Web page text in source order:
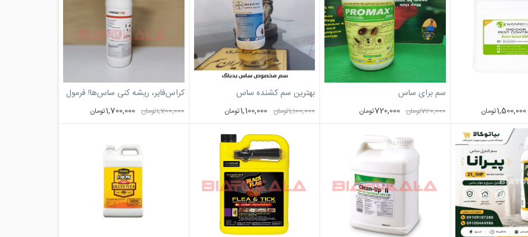
1,500,000تومان
سم برای ساس
720,000تومان 720,000تومان
بهترین سم کشنده ساس
1,100,000تومان 1,100,000تومان
کراس‌فایر، ریشه کنی ساس‌ها! فرمول
قدرتمند برای ساس تختخواب
1,700,000تومان 1,700,000تومان